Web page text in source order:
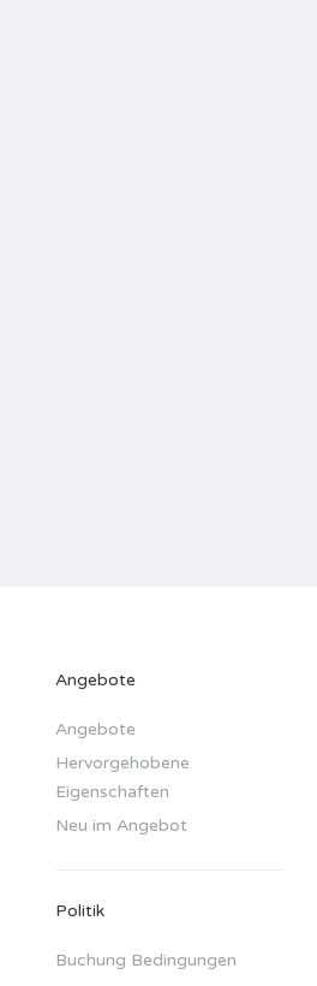
Angebote
Angebote
Hervorgehobene
Eigenschaften
Neu im Angebot
Politik
Buchung Bedingungen